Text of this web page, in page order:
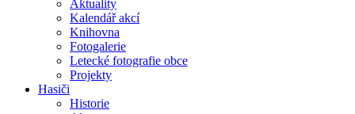
Aktuality
Kalendář akcí
Knihovna
Fotogalerie
Letecké fotografie obce
Projekty
Hasiči
Historie